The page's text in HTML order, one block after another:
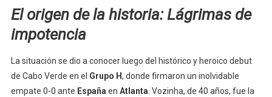
El origen de la historia: Lágrimas de
impotencia
La situación se dio a conocer luego del histórico y heroico debut
de Cabo Verde en el Grupo H, donde firmaron un inolvidable
empate 0-0 ante Españaen Atlanta. Vozinha, de 40 años, fue la